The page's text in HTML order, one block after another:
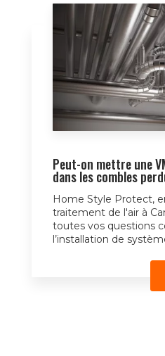
Peut-on mettre une
dans les combles
Home Style Protect,
traitement de l'air à
toutes vos questions
l’installation de